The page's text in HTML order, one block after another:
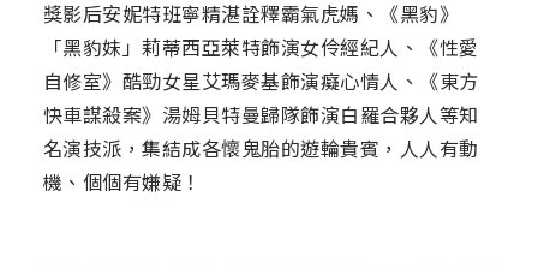
獎影后安妮特班寧精湛詮釋霸氣虎媽、《黑豹》
「黑豹妹」莉蒂西亞萊特飾演女伶經紀人、《性愛
自修室》酷勁女星艾瑪麥基飾演癡心情人、《東方
快車謀殺案》湯姆貝特曼歸隊飾演白羅合夥人等知
名演技派，集結成各懷鬼胎的遊輪貴賓，人人有動
機、個個有嫌疑！